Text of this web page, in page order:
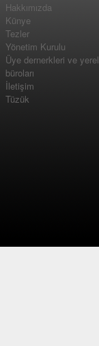
Hakkımızda
Künye
Tezler
Yönetim Kurulu
Üye dernerkleri ve yerel
büroları
İletişim
Tüzük